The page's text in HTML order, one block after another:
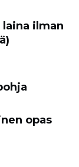
ilman
opas